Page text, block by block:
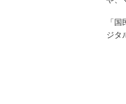
「
ジタ